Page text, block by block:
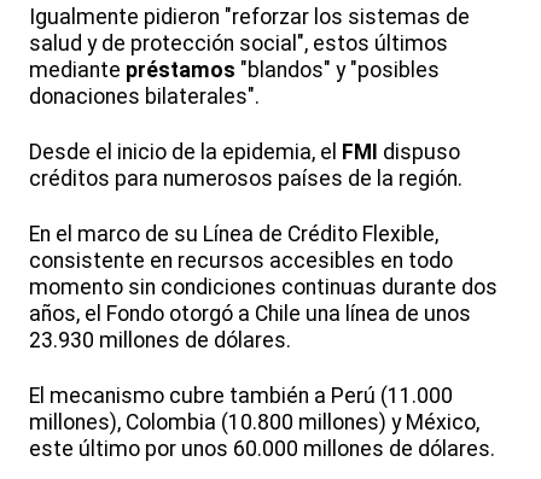
Igualmente pidieron "reforzar los sistemas de
salud y de protección social", estos últimos
mediante préstamos "blandos" y "posibles
donaciones bilaterales".
Desde el inicio de la epidemia, el FMI
dispuso
créditos para numerosos países de la región.
En el marco de su Línea de Crédito Flexible,
consistente en recursos accesibles en todo
momento sin condiciones continuas durante dos
años, el Fondo otorgó a Chile una línea de unos
23.930 millones de dólares.
El mecanismo cubre también a Perú (11.000
millones), Colombia (10.800 millones) y México,
este último por unos 60.000 millones de dólares.